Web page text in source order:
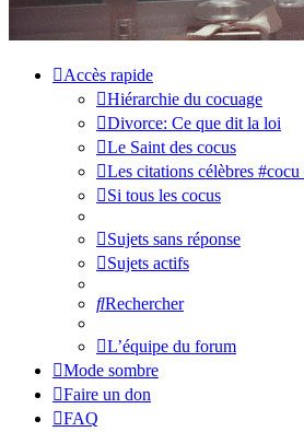
Accès rapide
Hiérarchie du cocuage
Divorce: Ce que dit la loi
Le Saint des cocus
Les citations célèbres #cocu
Si tous les cocus
Sujets sans réponse
Sujets actifs
Rechercher
L’équipe du forum
Mode sombre
Faire un don
FAQ